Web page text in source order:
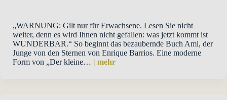
„WARNUNG: Gilt nur für Erwachsene. Lesen Sie nicht
weiter, denn es wird Ihnen nicht gefallen: was jetzt kommt ist
WUNDERBAR.“ So beginnt das bezaubernde Buch Ami, der
Junge von den Sternen von Enrique Barrios. Eine moderne
Form von „Der kleine… | mehr